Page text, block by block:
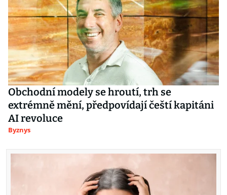
Obchodní modely se hroutí, trh se
extrémně mění, předpovídají čeští kapitáni
AI revoluce
Byznys